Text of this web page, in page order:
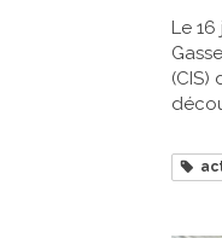
Le
(CIS)